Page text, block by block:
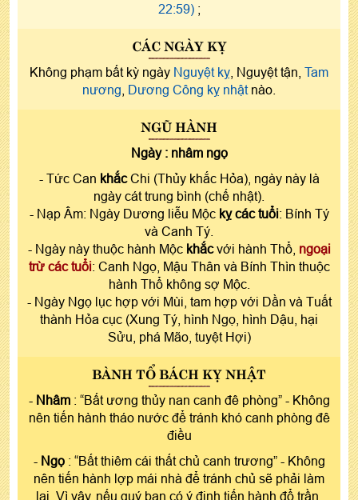
22:59);
CÁC NGÀY KỴ
Không phạm bất kỳ ngày Nguyệt kỵ , Nguyệt tận, Tam
nương Dương Công kỵ nhậtnào.
NGŨ HÀNH
Ngày : nhâm ngọ
- Tức Can khắcChi (Thủy khắc Hỏa), ngày này là
ngày cát trung bình (chế nhật).
- Nạp Âm: Ngày Dương liễu Mộc kỵ các tuổi: Bính Tý
và Canh Tý.
- Ngày này thuộc hành Mộc khắcvới hành Thổ, ngoại
trừ các tuổi: Canh Ngọ, Mậu Thân và Bính Thìn thuộc
hành Thổ không sợ Mộc.
- Ngày Ngọ lục hợp với Mùi, tam hợp với Dần và Tuất
thành Hỏa cục (Xung Tý, hình Ngọ, hình Dậu, hại
Sửu, phá Mão, tuyệt Hợi)
BÀNH TỔ BÁCH KỴ NHẬT
- Nhâm: “Bất ương thủy nan canh đê phòng” - Không
nên tiến hành tháo nước để tránh khó canh phòng đê
điều
- Ngọ: “Bất thiêm cái thất chủ canh trương” - Không
nên tiến hành lợp mái nhà để tránh chủ sẽ phải làm
lại. Vì vậy, nếu quý bạn có ý định tiến hành đổ trần,